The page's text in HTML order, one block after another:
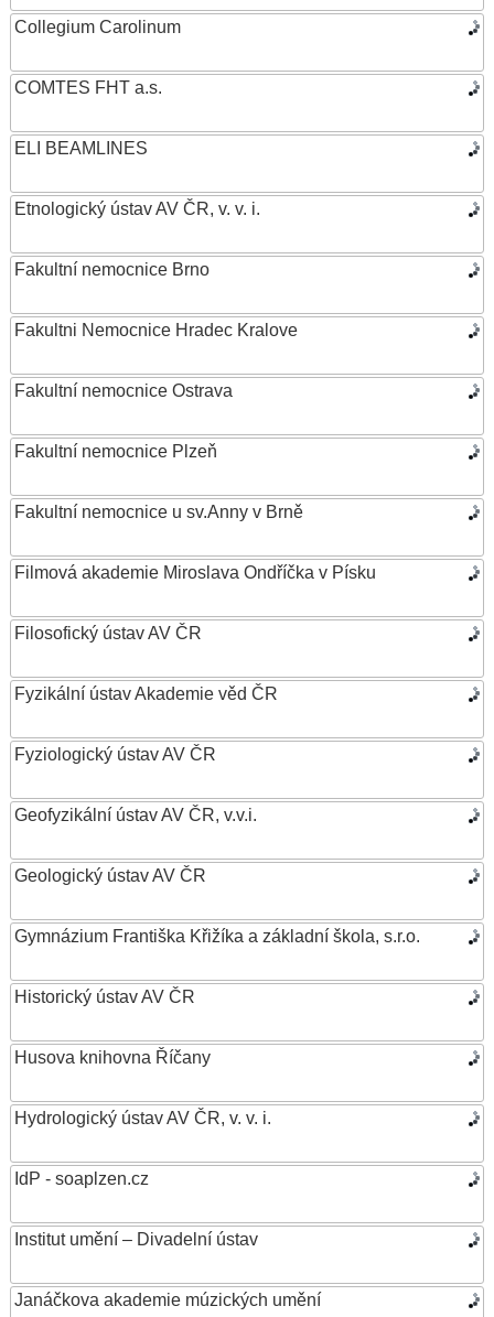
Collegium Carolinum
COMTES FHT a.s.
ELI BEAMLINES
Etnologický ústav AV ČR, v. v. i.
Fakultní nemocnice Brno
Fakultni Nemocnice Hradec Kralove
Fakultní nemocnice Ostrava
Fakultní nemocnice Plzeň
Fakultní nemocnice u sv.Anny v Brně
Filmová akademie Miroslava Ondříčka v Písku
Filosofický ústav AV ČR
Fyzikální ústav Akademie věd ČR
Fyziologický ústav AV ČR
Geofyzikální ústav AV ČR, v.v.i.
Geologický ústav AV ČR
Gymnázium Františka Křižíka a základní škola, s.r.o.
Historický ústav AV ČR
Husova knihovna Říčany
Hydrologický ústav AV ČR, v. v. i.
IdP - soaplzen.cz
Institut umění – Divadelní ústav
Janáčkova akademie múzických umění